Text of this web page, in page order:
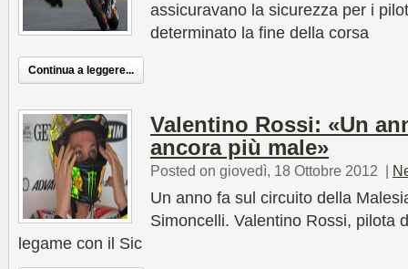
assicuravano la sicurezza per i
determinato la fine della corsa
Continua a leggere...
Valentino Rossi: «Un
ancora più male»
Posted on giovedì, 18 Ottobre 2012 |
Un anno fa sul circuito della
Simoncelli. Valentino Rossi, pilota
legame con il Sic